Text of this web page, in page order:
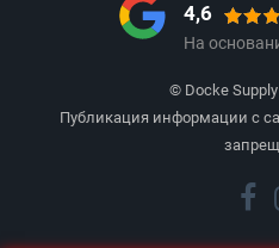
4,6
На
© Docke
Публикация информации с